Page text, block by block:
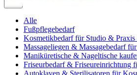
Alle
Fußpflegebedarf
Kosmetikbedarf für Studio &
Massageliegen & Massagebedarf
Maniküretische & Nageltische
Friseurbedarf & Friseureinrichtung
Autoklaven & Sterilisatoren für